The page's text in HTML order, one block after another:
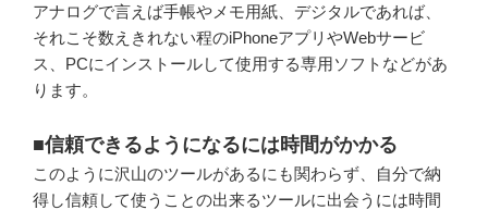
アナログで言えば手帳やメモ用紙、デジタルであれば、
それこそ数えきれない程のiPhoneアプリやWebサービ
ス、PCにインストールして使用する専用ソフトなどがあ
ります。
■信頼できるようになるには時間がかかる
このように沢山のツールがあるにも関わらず、自分で納
得し信頼して使うことの出来るツールに出会うには時間